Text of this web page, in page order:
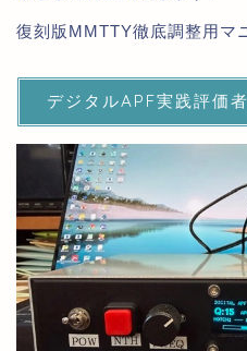
復刻版MMTTY徹底調整用マ
デジタルAPF実践評価